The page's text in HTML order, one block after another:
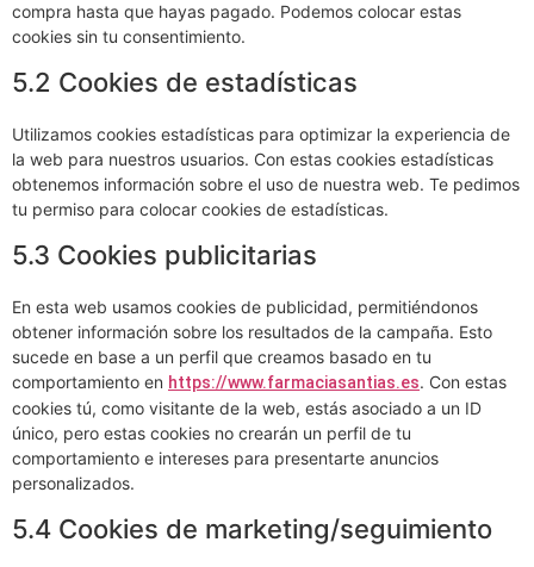
compra hasta que hayas pagado. Podemos colocar estas
cookies sin tu consentimiento.
5.2 Cookies de estadísticas
Utilizamos cookies estadísticas para optimizar la experiencia de
la web para nuestros usuarios. Con estas cookies estadísticas
obtenemos información sobre el uso de nuestra web. Te pedimos
tu permiso para colocar cookies de estadísticas.
5.3 Cookies publicitarias
En esta web usamos cookies de publicidad, permitiéndonos
obtener información sobre los resultados de la campaña. Esto
sucede en base a un perfil que creamos basado en tu
comportamiento en https://www.farmaciasantias.es. Con estas
cookies tú, como visitante de la web, estás asociado a un ID
único, pero estas cookies no crearán un perfil de tu
comportamiento e intereses para presentarte anuncios
personalizados.
5.4 Cookies de marketing/seguimiento